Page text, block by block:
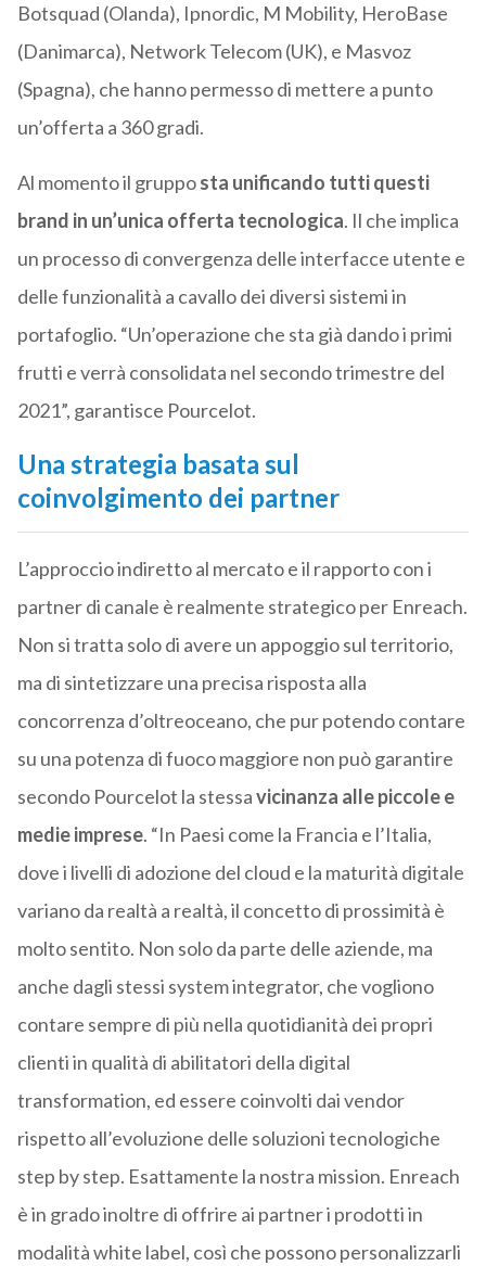
Botsquad (Olanda), Ipnordic, M Mobility, HeroBase
(Danimarca), Network Telecom (UK), e Masvoz
(Spagna), che hanno permesso di mettere a punto
un’offerta a 360 gradi.
Al momento il grupposta unificando tutti questi
brand in un’unica offerta tecnologica. Il che implica
un processo di convergenza delle interfacce utente e
delle funzionalità a cavallo dei diversi sistemi in
portafoglio. “Un’operazione che sta già dando i primi
frutti e verrà consolidata nel secondo trimestre del
2021”, garantisce Pourcelot.
Una strategia basata sul
coinvolgimento dei partner
L’approccio indiretto al mercato e il rapporto con i
partner di canale è realmente strategico per Enreach.
Non si tratta solo di avere un appoggio sul territorio,
ma di sintetizzare una precisa risposta alla
concorrenza d’oltreoceano, che pur potendo contare
su una potenza di fuoco maggiore non può garantire
secondo Pourcelot la stessavicinanza alle piccole e
medie imprese. “In Paesi come la Francia e l’Italia,
dove i livelli di adozione del cloud e la maturità digitale
variano da realtà a realtà, il concetto di prossimità è
molto sentito. Non solo da parte delle aziende, ma
anche dagli stessi system integrator, che vogliono
contare sempre di più nella quotidianità dei propri
clienti in qualità di abilitatori della digital
transformation, ed essere coinvolti dai vendor
rispetto all’evoluzione delle soluzioni tecnologiche
step by step. Esattamente la nostra mission. Enreach
è in grado inoltre di offrire ai partner i prodotti in
modalità white label, così che possono personalizzarli